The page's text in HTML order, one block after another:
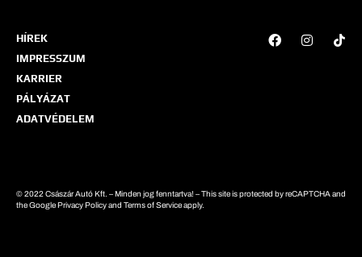
HÍREK
IMPRESSZUM
KARRIER
PÁLYÁZAT
ADATVÉDELEM
© 2022 Császár Autó Kft. – Minden jog fenntartva! – This site is protected by reCAPTCHA and
the Google Privacy Policy and Terms of Service apply.